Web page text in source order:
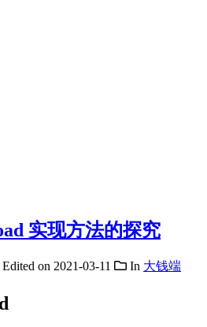
实现方法的探究
Edited on 2021-03-11 In 大钱端